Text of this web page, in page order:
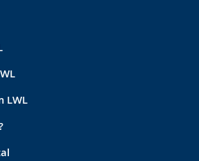
LWL